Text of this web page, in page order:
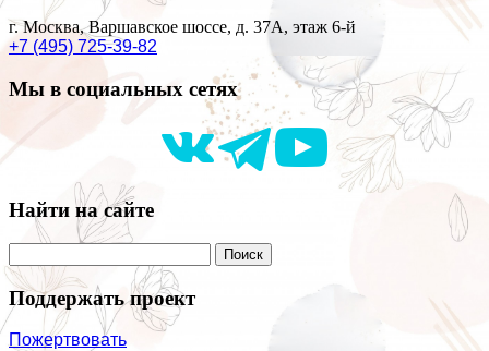
г. Москва, Варшавское шоссе, д. 37А, этаж 6-й
+7 (495) 725-39-82
Мы в социальных сетях
Найти на сайте
Поддержать проект
Пожертвовать